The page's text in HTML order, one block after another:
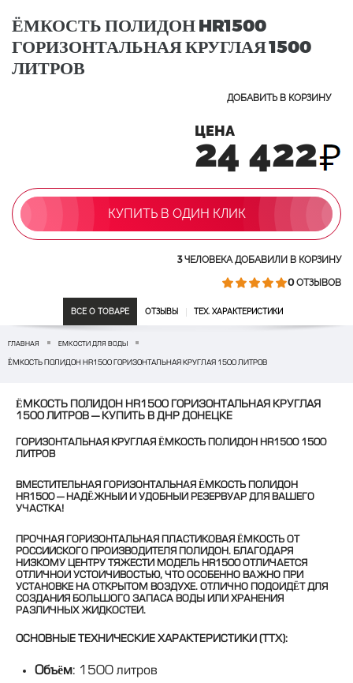
ЁМКОСТЬ ПОЛИДОН HR1500
ГОРИЗОНТАЛЬНАЯ КРУГЛАЯ 1500
ЛИТРОВ
ДОБАВИТЬ В КОРЗИНУ
ЦЕНА
24 422
КУПИТЬ В ОДИН КЛИК
ВСЕ О ТОВАРЕ ОТЗЫВЫ ТЕХ. ХАРАКТЕРИСТИКИ
3ЧЕЛОВЕКА ДОБАВИЛИ В КОРЗИНУ
0ОТЗЫВОВ
ГЛАВНАЯ ЕМКОСТИ ДЛЯ ВОДЫ
ЁМКОСТЬ ПОЛИДОН HR1500 ГОРИЗОНТАЛЬНАЯ КРУГЛАЯ 1500 ЛИТРОВ
ЁМКОСТЬ ПОЛИДОН HR1500 ГОРИЗОНТАЛЬНАЯ КРУГЛАЯ
1500 ЛИТРОВ — КУПИТЬ В ДНР ДОНЕЦКЕ
ГОРИЗОНТАЛЬНАЯ КРУГЛАЯ ЁМКОСТЬ ПОЛИДОН HR1500 1500
ЛИТРОВ
ВМЕСТИТЕЛЬНАЯ ГОРИЗОНТАЛЬНАЯ ЁМКОСТЬ ПОЛИДОН
HR1500 — НАДЁЖНЫЙ И УДОБНЫЙ РЕЗЕРВУАР ДЛЯ ВАШЕГО
УЧАСТКА!
ПРОЧНАЯ ГОРИЗОНТАЛЬНАЯ ПЛАСТИКОВАЯ ЁМКОСТЬ ОТ
РОССИЙСКОГО ПРОИЗВОДИТЕЛЯ ПОЛИДОН. БЛАГОДАРЯ
НИЗКОМУ ЦЕНТРУ ТЯЖЕСТИ МОДЕЛЬ HR1500 ОТЛИЧАЕТСЯ
ОТЛИЧНОЙ УСТОЙЧИВОСТЬЮ, ЧТО ОСОБЕННО ВАЖНО ПРИ
УСТАНОВКЕ НА ОТКРЫТОМ ВОЗДУХЕ. ОТЛИЧНО ПОДОЙДЁТ ДЛЯ
СОЗДАНИЯ БОЛЬШОГО ЗАПАСА ВОДЫ ИЛИ ХРАНЕНИЯ
РАЗЛИЧНЫХ ЖИДКОСТЕЙ.
ОСНОВНЫЕ ТЕХНИЧЕСКИЕ ХАРАКТЕРИСТИКИ (ТТХ):
Объём: 1500 литров